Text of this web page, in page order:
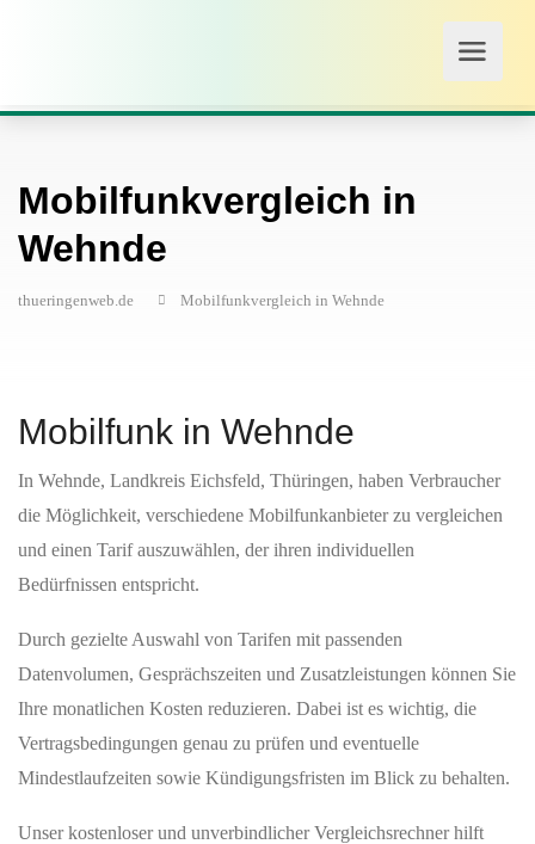
Mobilfunkvergleich in
Wehnde
thueringenweb.de Mobilfunkvergleich in Wehnde
Mobilfunk in Wehnde
In Wehnde, Landkreis Eichsfeld, Thüringen, haben Verbraucher
die Möglichkeit, verschiedene Mobilfunkanbieter zu vergleichen
und einen Tarif auszuwählen, der ihren individuellen
Bedürfnissen entspricht.
Durch gezielte Auswahl von Tarifen mit passenden
Datenvolumen, Gesprächszeiten und Zusatzleistungen können Sie
Ihre monatlichen Kosten reduzieren. Dabei ist es wichtig, die
Vertragsbedingungen genau zu prüfen und eventuelle
Mindestlaufzeiten sowie Kündigungsfristen im Blick zu behalten.
Unser kostenloser und unverbindlicher Vergleichsrechner hilft